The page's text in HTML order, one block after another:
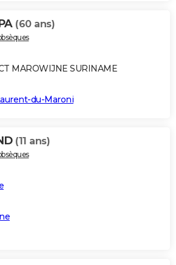
(60 ans)
MAROWIJNE SURINAME
du-Maroni
(11 ans)